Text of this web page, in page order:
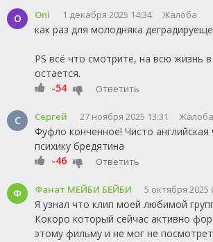
O Oni 1 декабря 2025 14:34 Жалоба
как раз для молодняка
PS всё что смотрите, на всю жизнь
остается.
-54
Ответить
С Сергей 27 ноября 2025 13:31 Жалоба
Фуфло конченное! Чисто
психику бредятина
-46
Ответить
Ф Фанат МЕЙБИ БЕЙБИ 5 октября 2025
Я узнал что клип моей любимой
Кокоро который сейчас активно
этому фильму и не мог не